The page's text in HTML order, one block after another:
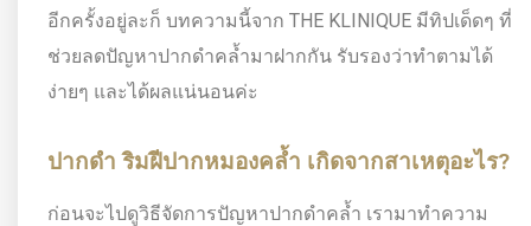
อีกครั้งอยู่ละก็ บทความนี้จาก THE KLINIQUE มีทิปเด็ดๆ ที่
ช่วยลดปัญหาปากดำคล้ำมาฝากกัน รับรองว่าทำตามได้
ง่ายๆ และได้ผลแน่นอนค่ะ
ปากดำ ริมฝีปากหมองคล้ำ เกิดจากสาเหตุอะไร?
ก่อนจะไปดูวิธีจัดการปัญหาปากดำคล้ำ เรามาทำความ